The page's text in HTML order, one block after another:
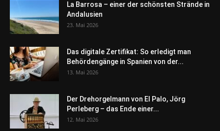
La Barrosa – einer der schönsten Strände in
Andalusien
23. Mai 2026
Das digitale Zertifikat: So erledigt man
Behördengänge in Spanien von der...
13. Mai 2026
Der Drehorgelmann von El Palo, Jörg
Perleberg – das Ende einer...
12. Mai 2026